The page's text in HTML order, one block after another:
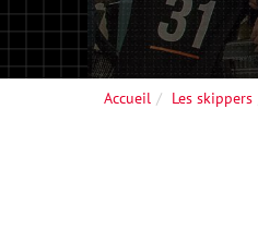
Accueil Les skippers